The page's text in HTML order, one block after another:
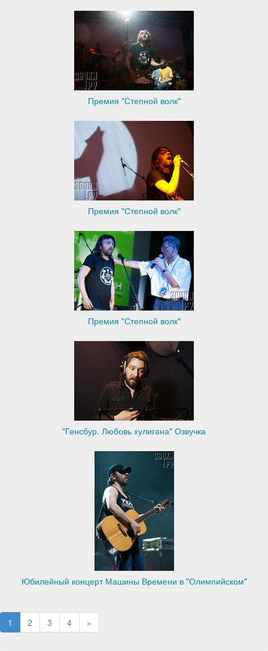
Премия "Степной волк"
Премия "Степной волк"
Премия "Степной волк"
"Генсбур. Любовь хулигана" Озвучка
Юбилейный концерт Машины Времени в "Олимпийском"
1 2 3 4 »